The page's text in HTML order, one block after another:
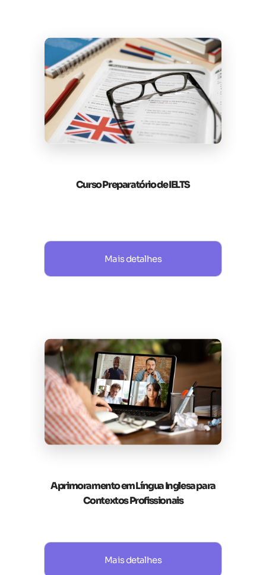
Curso Preparatório de IELTS
Mais detalhes
Aprimoramento em Língua Inglesa para
Contextos Profissionais
Mais detalhes